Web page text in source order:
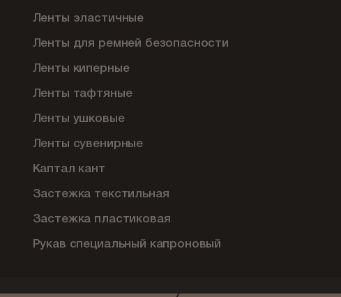
Ленты эластичные
Ленты для ремней безопасности
Ленты киперные
Ленты тафтяные
Ленты ушковые
Ленты сувенирные
Каптал кант
Застежка текстильная
Застежка пластиковая
Рукав специальный капроновый